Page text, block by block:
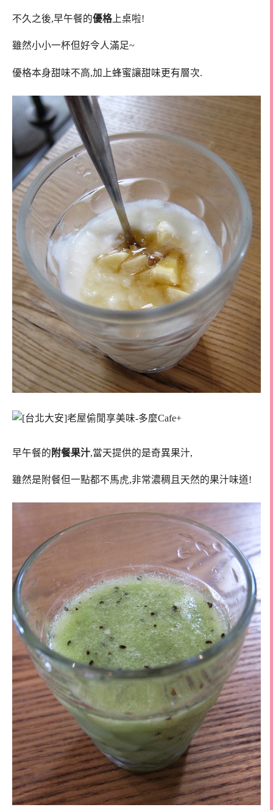
不久之後,早午餐的優格 上桌啦!
雖然小小一杯但好令人滿足~
優格本身甜味不高,加上蜂蜜讓甜味更有層次.
早午餐的 附餐果汁,當天提供的是奇異果汁,
雖然是附餐但一點都不馬虎,非常濃稠且天然的果汁味道!